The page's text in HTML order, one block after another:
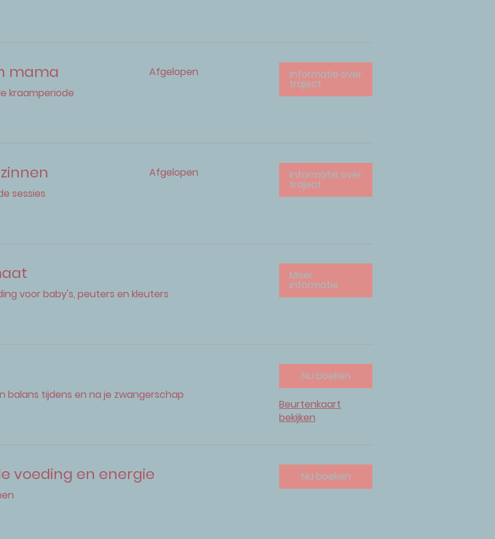
mama
kraamperiode
Afgelopen informatie over
traject
sessies
Afgelopen informatie over
traject
voor baby's, peuters en kleuters
Meer
informatie
balans tijdens en na je zwangerschap
Nu boeken
Beurtenkaart
bekijken
voeding en energie Nu boeken